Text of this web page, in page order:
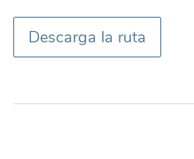
Descarga la ruta